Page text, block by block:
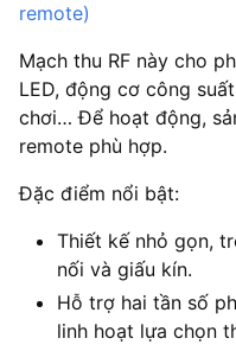
remote)
Mạch thu RF này cho
LED, động cơ công
chơi… Để hoạt động,
remote phù hợp.
Đặc điểm nổi bật:
Thiết kế nhỏ gọn,
nối và giấu kín.
Hỗ trợ hai tần số
linh hoạt lựa chọn